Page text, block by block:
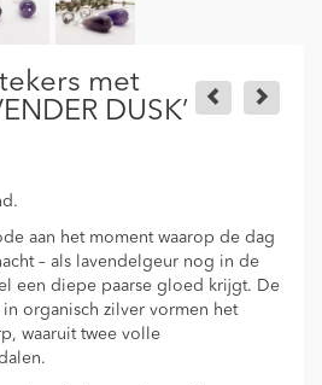
met
DUSK’
aan het moment waarop de dag
– als lavendelgeur nog in de
een diepe paarse gloed krijgt. De
organisch zilver vormen het
waaruit twee volle